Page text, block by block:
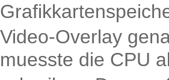
Video-Overlay
muesste die CPU